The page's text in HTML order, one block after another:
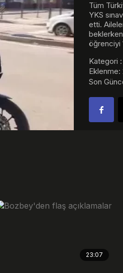
Tüm
YKS
etti.
öğrenciyi
Kategori :
Eklenme:
Son
Embed
23:07